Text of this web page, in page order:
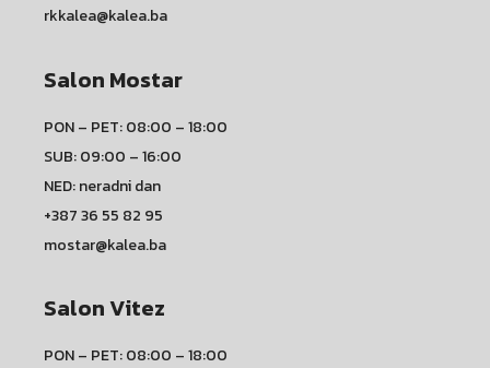
rkkalea@kalea.ba
Salon Mostar
PON – PET: 08:00 – 18:00
SUB: 09:00 – 16:00
NED: neradni dan
+387 36 55 82 95
mostar@kalea.ba
Salon Vitez
PON – PET: 08:00 – 18:00